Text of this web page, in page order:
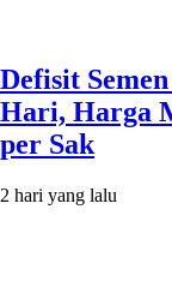
Defisit
Hari, Harga
per Sak
2 hari yang lalu